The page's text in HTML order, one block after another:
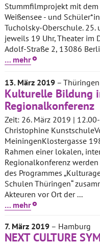
Stummfilmprojekt mit dem
Weißensee - und
Tucholsky-Oberschule. 25.
jeweils 19 Uhr, Theater im
Adolf-Straße 2, 13086
… mehr
13. März 2019– Thüringen
Kulturelle Bildung
Regionalkonferenz
Zeit: 26. März 2019 |
Christophine
MeiningenKlostergasse
Rahmen einer lokalen,
Regionalkonferenz
des Programmes
Schulen Thüringen“
Akteuren vor Ort der ...
… mehr
7. März 2019– Hamburg
NEXT CULTURE